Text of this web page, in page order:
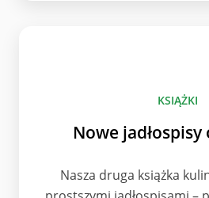
KSIĄŻKI
Nowe jadłospisy
Nasza druga książka